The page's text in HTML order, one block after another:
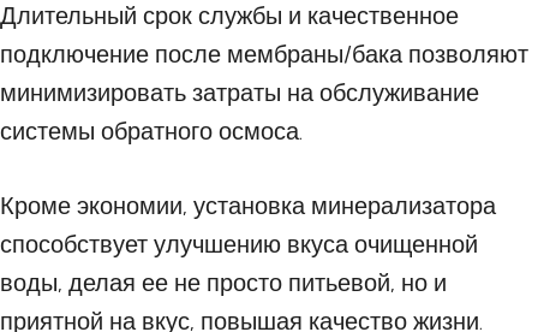
Длительный срок службы и качественное
подключение после мембраны/бака позволяют
минимизировать затраты на обслуживание
системы обратного осмоса.
Кроме экономии, установка минерализатора
способствует улучшению вкуса очищенной
воды, делая ее не просто питьевой, но и
приятной на вкус, повышая качество жизни.